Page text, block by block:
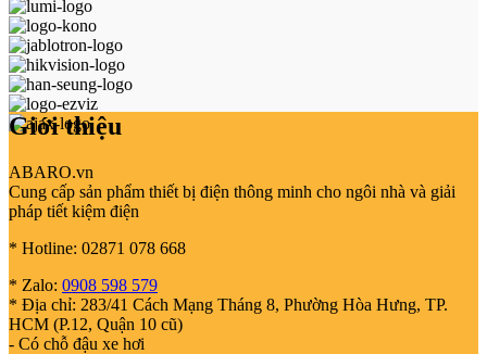
Giới thiệu
ABARO.vn
Cung cấp sản phẩm thiết bị điện thông minh cho ngôi nhà và giải
pháp tiết kiệm điện
* Hotline: 02871 078 668
* Zalo: 0908 598 579
* Địa chỉ: 283/41 Cách Mạng Tháng 8, Phường Hòa Hưng, TP.
HCM (P.12, Quận 10 cũ)
- Có chỗ đậu xe hơi